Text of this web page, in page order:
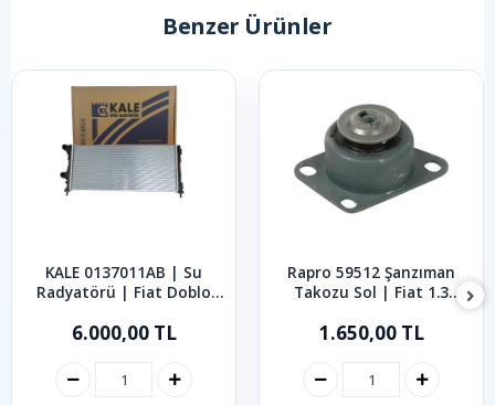
Benzer Ürünler
KALE 0137011AB | Su
Radyatörü | Fiat Doblo
6.000,00 TL
Rapro 59512 Şanzıman
Takozu Sol | Fiat 1.3
1.650,00 TL